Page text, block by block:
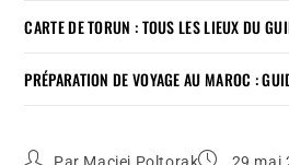
CARTE DE TORUN : TOUS LES LIEUX DU
PRÉPARATION DE VOYAGE AU MAROC :
Par Maciej Poltorak 29 mai